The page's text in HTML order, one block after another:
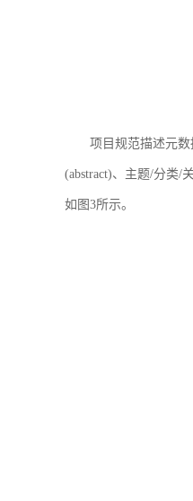
项目规范描述元
(abstract)、主题/分类/
如图3所示。